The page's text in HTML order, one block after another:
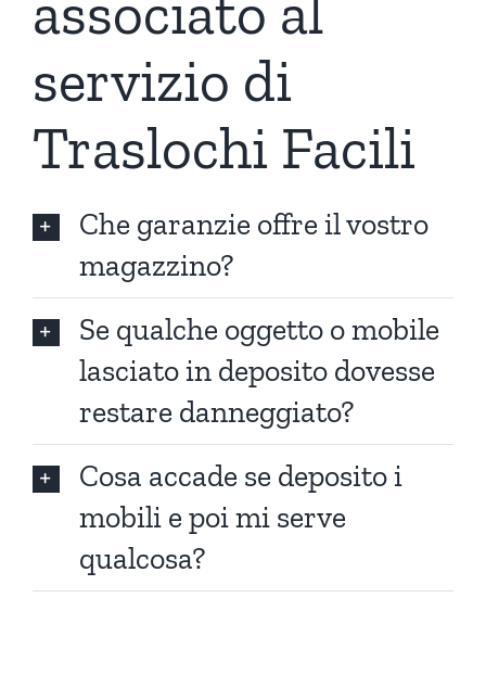
servizio di
Traslochi Facili
Che garanzie offre il vostro
magazzino?
Se qualche oggetto o mobile
lasciato in deposito dovesse
restare danneggiato?
Cosa accade se deposito i
mobili e poi mi serve
qualcosa?